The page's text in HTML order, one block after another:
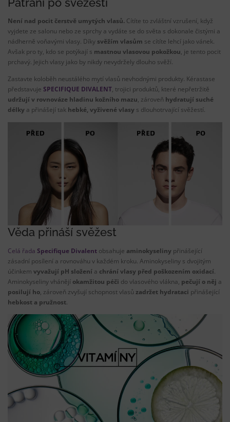
Není nad pocit čerstvě umytých vlasů. Cítíte to zvláštní vzrušení, když
vyjdete ze salonu nebo ze sprchy a vydáte se do světa s dokonale čistými a
nádherně voňavými vlasy. Díky svěžím vlasům se cítíte lehcí jako vánek.
Avšak pro ty, kdo se potýkají s mastnou vlasovou pokožkou, je tento pocit
prchavý. Jejich vlasy jako by nikdy nevydržely dlouho svěží.
Zastavte koloběh neustálého mytí vlasů nevhodnými produkty. Kérastase
představuje SPECIFIQUE DIVALENT, trojici produktů, které nepřetržitě
udržují v rovnováze hladinu kožního mazu, zároveň hydratují suché
délky a přinášejí tak hebké, vyživené vlasy s dlouhotrvající svěžestí.
Věda přináší svěžest
Celá řada Specifique Divalent obsahuje aminokyseliny přinášející
zásadní posílení a rovnováhu v každém kroku. Aminokyseliny s dvojitým
účinkem vyvažují pH složení a chrání vlasy před poškozením oxidací.
Aminokyseliny vhánějí okamžitou péči do vlasového vlákna, pečují o něj a
posilují ho, zároveň zvyšují schopnost vlasů zadržet hydrataci přinášející
hebkost a pružnost.